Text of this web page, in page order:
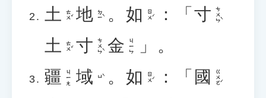
土 ㄊㄨˇ 地 ㄉㄧˋ 。 如 ㄖㄨˊ ：「 寸 ㄘㄨㄣˋ
土 ㄊㄨˇ 寸 ㄘㄨㄣˋ 金 ㄐㄧㄣ
」。
疆 ㄐㄧㄤ 域 ㄩˋ 。 如 ㄖㄨˊ ：「 國 ㄍㄨㄛˊ